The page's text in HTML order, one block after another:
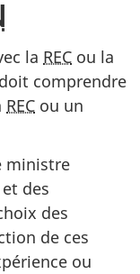
la REC ou la
comprendre
REC ou un
ministre
des
des
de ces
ou